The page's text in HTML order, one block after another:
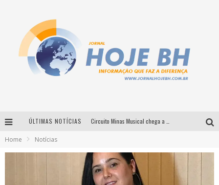
ÚLTIMAS NOTÍCIAS
Home Notícias